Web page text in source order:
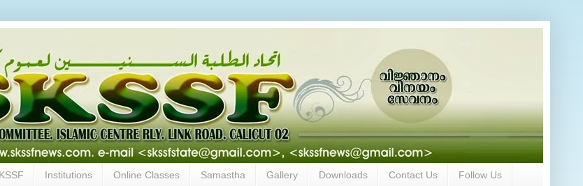
Institutions Online Classes Samastha Gallery Downloads Contact Us Follow Us